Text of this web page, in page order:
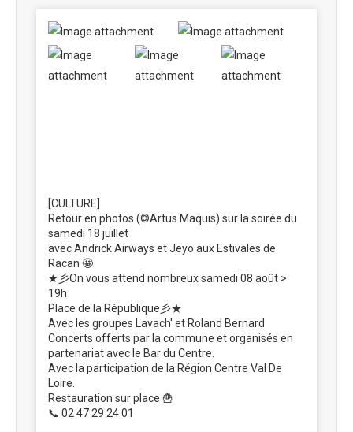
[CULTURE]
Retour en photos (©Artus Maquis) sur la soirée du
samedi 18 juillet
avec Andrick Airways et Jeyo aux Estivales de
Racan 🤩
★彡On vous attend nombreux samedi 08 août >
19h
Place de la République彡★
Avec les groupes Lavach' et Roland Bernard
Concerts offerts par la commune et organisés en
partenariat avec le Bar du Centre.
Avec la participation de la Région Centre Val De
Loire.
Restauration sur place 🍟
📞 02 47 29 24 01